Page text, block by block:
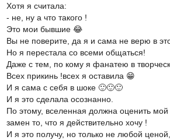
Хотя я считала:
- не, ну а что такого !
Это мои бывшие 😂
Вы не поверите, да я и сама не верю в
Но я перестала со всеми общаться!
Даже с тем, по кому я фанатею в
Всех прикинь !всех я оставила 😁
И я сама с себя в шоке 🙂🙂🙂
И я это сделала осознанно.
По этому, вселенная должна оценить
замен то, что я действительно хочу !
И я это получу, но только не любой